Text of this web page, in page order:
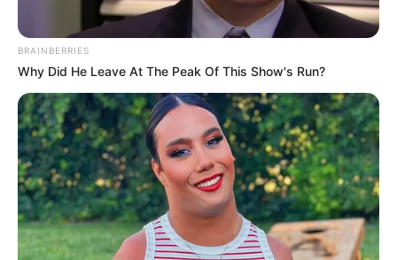
BRAINBERRIES
Why Did He Leave At The Peak Of This Show's Run?